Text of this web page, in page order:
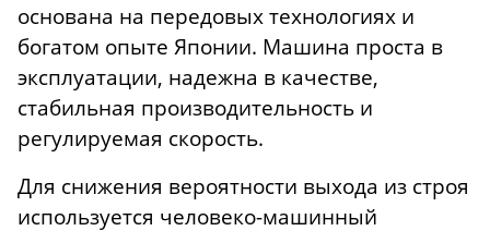
основана на передовых технологиях и
богатом опыте Японии. Машина проста в
эксплуатации, надежна в качестве,
стабильная производительность и
регулируемая скорость.
Для снижения вероятности выхода из строя
используется человеко-машинный